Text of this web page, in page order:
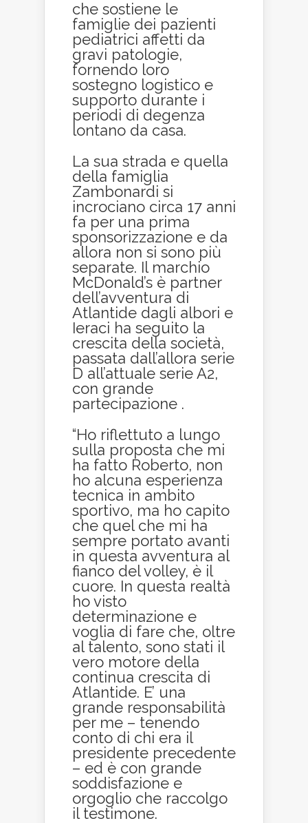
che sostiene le
famiglie dei pazienti
pediatrici affetti da
gravi patologie,
fornendo loro
sostegno logistico e
supporto durante i
periodi di degenza
lontano da casa.
La sua strada e quella
della famiglia
Zambonardi si
incrociano circa 17 anni
fa per una prima
sponsorizzazione e da
allora non si sono più
separate. Il marchio
McDonald’s è partner
dell’avventura di
Atlantide dagli albori e
Ieraci ha seguito la
crescita della società,
passata dall’allora serie
D all’attuale serie A2,
con grande
partecipazione .
“Ho riflettuto a lungo
sulla proposta che mi
ha fatto Roberto, non
ho alcuna esperienza
tecnica in ambito
sportivo, ma ho capito
che quel che mi ha
sempre portato avanti
in questa avventura al
fianco del volley, è il
cuore. In questa realtà
ho visto
determinazione e
voglia di fare che, oltre
al talento, sono stati il
vero motore della
continua crescita di
Atlantide. E’ una
grande responsabilità
per me – tenendo
conto di chi era il
presidente precedente
– ed è con grande
soddisfazione e
orgoglio che raccolgo
il testimone.